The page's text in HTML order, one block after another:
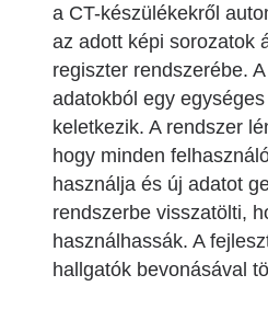
a CT-készülékekről
az adott képi sorozatok
regiszter rendszerébe.
adatokból egy
keletkezik. A rendszer
hogy minden
használja és új adatot
rendszerbe visszatölti,
használhassák. A
hallgatók bevonásával